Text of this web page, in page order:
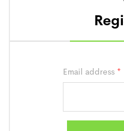
Email address *